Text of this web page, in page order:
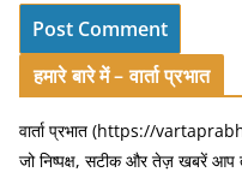
हमारे बारे में – वार्ता प्रभात
वार्ता प्रभात (https://
जो निष्पक्ष, सटीक और तेज़ खबरें आप